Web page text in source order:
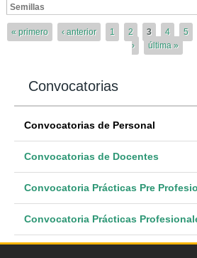
Semillas
Páginas
« primero ‹ anterior 1 2 3 4 5
›
última »
Convocatorias
Convocatorias de Personal
Convocatorias de Docentes
Convocatoria Prácticas Pre
Convocatoria Prácticas